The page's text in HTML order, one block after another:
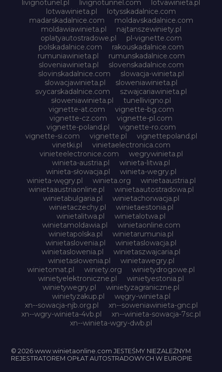
livignotunel.pl
livignotunnel.com
lotvawinieta.pl
lotwawinieta.pl
lotysskadalnice.com
madarskadalnice.com
moldavskadalnice.com
moldawiawinieta.pl
najtanszewiniety.pl
oplatyautostradowe.pl
pl-vignette.com
polskadalnice.com
rakouskadalnice.com
rumuniawinieta.pl
rumunskadalnice.com
sloveniawinieta.pl
slovenskadalnice.com
slovinskadalnice.com
slowacja-winieta.pl
slowacjawinieta.pl
sloweniawinieta.pl
svycarskadalnice.com
szwajcariawinieta.pl
słoweniawinieta.pl
tunellivigno.pl
vignette-at.com
vignette-bg.com
vignette-cz.com
vignette-pl.com
vignette-poland.pl
vignette-ro.com
vignette-si.com
vignette.pl
vignettepoland.pl
vinetki.pl
vinietaelectronica.com
vinieteelectronice.com
wegrywinieta.pl
winieta-austria.pl
winieta-litwa.pl
winieta-słowacja.pl
winieta-wegry.pl
winieta-węgry.pl
winieta.org
winietaaustria.pl
winietaaustriaonline.pl
winietaautostradowa.pl
winietabulgaria.pl
winietachorwacja.pl
winietaczechy.pl
winietaestonia.pl
winietalitwa.pl
winietalotwa.pl
winietamoldawia.pl
winietaonline.com
winietapolska.pl
winietarumunia.pl
winietaslovenia.pl
winietaslowacja.pl
winietaslowenia.pl
winietaszwajcaria.pl
winietasłowenia.pl
winietawegry.pl
winietomat.pl
winiety.org
winietydrogowe.pl
winietyelektroniczne.pl
winietyestonia.pl
winietywegry.pl
winietyzagraniczne.pl
winietyzakup.pl
węgry-winieta.pl
xn--sowacja-njb.org.pl
xn--soweniawinieta-gnc.pl
xn--wgry-winieta-4vb.pl
xn--winieta-sowacja-7sc.pl
xn--winieta-wgry-dwb.pl
© 2026 www.winietaonline.com JESTEŚMY NIEZALEŻNYM
REJESTRATOREM OPŁAT AUTOSTRADOWYCH W EUROPIE